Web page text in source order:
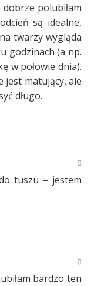
polubiłam
są idealne,
twarzy wygląda
godzinach (a np.
w połowie dnia).
jest matujący, ale
długo.
tuszu – jestem
bardzo ten